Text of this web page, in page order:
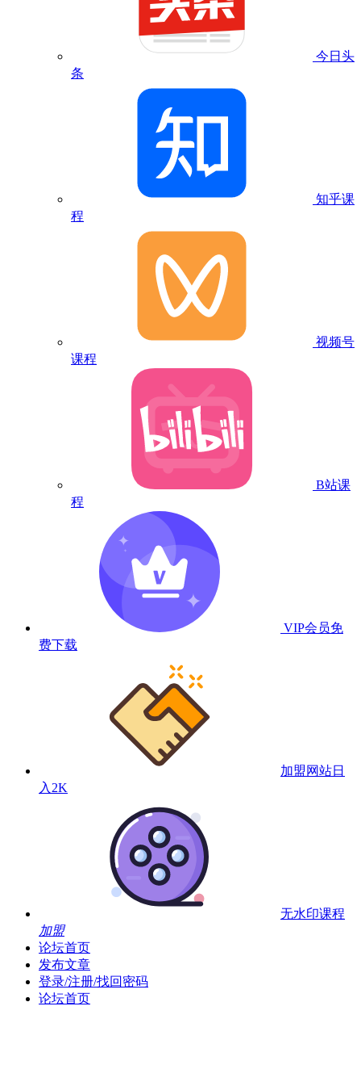
今日头
条
知乎课
程
视频号
课程
B站课
程
VIP会员免
费下载
加盟网站日
入2K
无水印课程
加盟
论坛首页
发布文章
登录/注册/找回密码
论坛首页